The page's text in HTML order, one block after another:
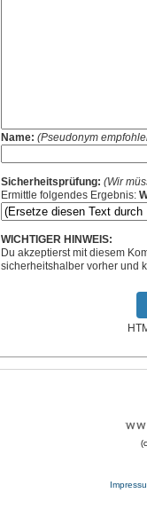
Name: (Pseudonym
Sicherheitsprüfung: (Wir
Ermittle folgendes Ergebnis:
WICHTIGER HINWEIS:
Du akzeptierst mit diesem
sicherheitshalber vorher und